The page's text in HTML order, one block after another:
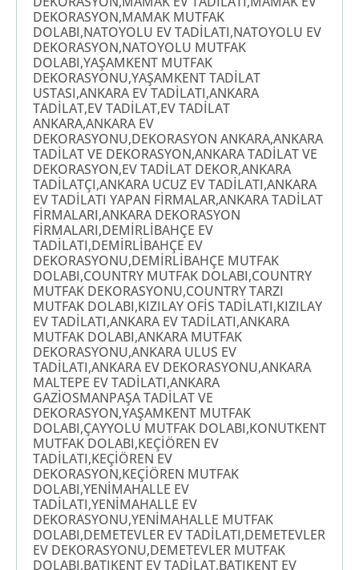
DEKORASYON,MAMAK MUTFAK
DOLABI,NATOYOLU EV TADİLATI,NATOYOLU EV
DEKORASYON,NATOYOLU MUTFAK
DOLABI,YAŞAMKENT MUTFAK
DEKORASYONU,YAŞAMKENT TADİLAT
USTASI,ANKARA EV TADİLATI,ANKARA
TADİLAT,EV TADİLAT,EV TADİLAT
ANKARA,ANKARA EV
DEKORASYONU,DEKORASYON ANKARA,ANKARA
TADİLAT VE DEKORASYON,ANKARA TADİLAT VE
DEKORASYON,EV TADİLAT DEKOR,ANKARA
TADİLATÇI,ANKARA UCUZ EV TADİLATI,ANKARA
EV TADİLATI YAPAN FİRMALAR,ANKARA TADİLAT
FİRMALARI,ANKARA DEKORASYON
FİRMALARI,DEMİRLİBAHÇE EV
TADİLATI,DEMİRLİBAHÇE EV
DEKORASYONU,DEMİRLİBAHÇE MUTFAK
DOLABI,COUNTRY MUTFAK DOLABI,COUNTRY
MUTFAK DEKORASYONU,COUNTRY TARZI
MUTFAK DOLABI,KIZILAY OFİS TADİLATI,KIZILAY
EV TADİLATI,ANKARA EV TADİLATI,ANKARA
MUTFAK DOLABI,ANKARA MUTFAK
DEKORASYONU,ANKARA ULUS EV
TADİLATI,ANKARA EV DEKORASYONU,ANKARA
MALTEPE EV TADİLATI,ANKARA
GAZİOSMANPAŞA TADİLAT VE
DEKORASYON,YAŞAMKENT MUTFAK
DOLABI,ÇAYYOLU MUTFAK DOLABI,KONUTKENT
MUTFAK DOLABI,KEÇİÖREN EV
TADİLATI,KEÇİÖREN EV
DEKORASYON,KEÇİÖREN MUTFAK
DOLABI,YENİMAHALLE EV
TADİLATI,YENİMAHALLE EV
DEKORASYONU,YENİMAHALLE MUTFAK
DOLABI,DEMETEVLER EV TADİLATI,DEMETEVLER
EV DEKORASYONU,DEMETEVLER MUTFAK
DOLABI,BATIKENT EV TADİLAT,BATIKENT EV